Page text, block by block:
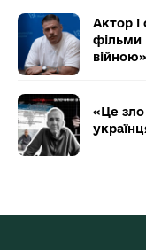
Актор
фільми
війною»
«Це